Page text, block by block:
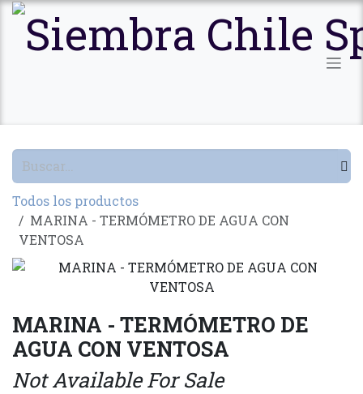
Ir al contenido
Todos los productos
MARINA - TERMÓMETRO DE AGUA CON
VENTOSA
MARINA - TERMÓMETRO DE
AGUA CON VENTOSA
Not Available For Sale